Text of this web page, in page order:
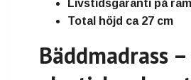
Livstidsgaranti på
Total höjd ca 27 cm
Bäddmadrass